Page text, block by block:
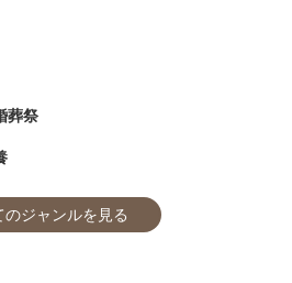
葬祭
のジャンルを見る